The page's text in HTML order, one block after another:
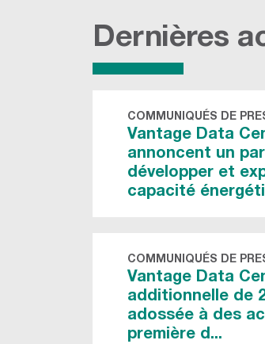
Dernières
COMMUNIQUÉS DE
Vantage Data
annoncent un
développer et
capacité
COMMUNIQUÉS DE
Vantage Data
additionnelle de
adossée à des
première d...